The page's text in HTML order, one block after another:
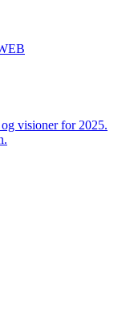
visioner for 2025.